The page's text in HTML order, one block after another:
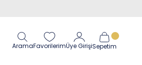
AramaFavorilerimÜye GirişiSepetim